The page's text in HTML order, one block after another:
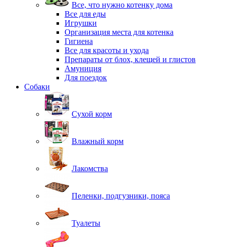
Все, что нужно котенку дома
Все для еды
Игрушки
Организация места для котенка
Гигиена
Все для красоты и ухода
Препараты от блох, клещей и глистов
Амуниция
Для поездок
Собаки
Сухой корм
Влажный корм
Лакомства
Пеленки, подгузники, пояса
Туалеты